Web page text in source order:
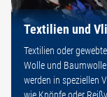
Textilien und
Textilien oder
Wolle und
werden in speziellen